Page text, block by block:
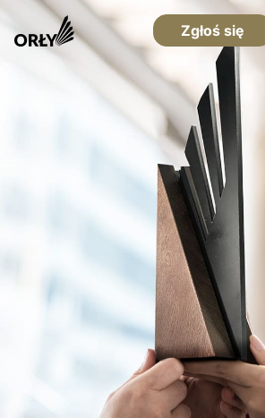
Zgłoś się